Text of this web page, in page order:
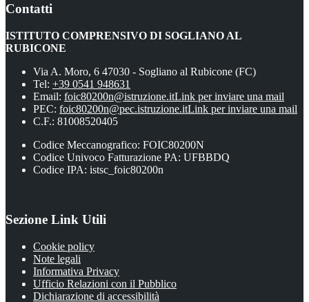
Contatti
ISTITUTO COMPRENSIVO DI SOGLIANO AL
RUBICONE
Via A. Moro, 6 47030 - Sogliano al Rubicone (FC)
Tel: +39 0541 948631
Email: foic80200n@istruzione.itLink per inviare una mail
PEC: foic80200n@pec.istruzione.itLink per inviare una mail
C.F.: 81008520405
Codice Meccanografico: FOIC80200N
Codice Univoco Fatturazione PA: UFBBDQ
Codice IPA: istsc_foic80200n
Sezione Link Utili
Cookie policy
Note legali
Informativa Privacy
Ufficio Relazioni con il Pubblico
Dichiarazione di accessibilità